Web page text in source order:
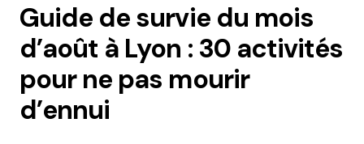
Guide de survie du mois
d’août à Lyon : 30 activités
pour ne pas mourir
d’ennui